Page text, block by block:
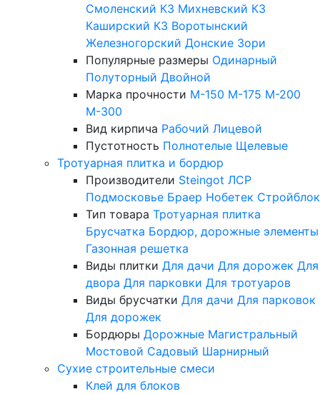
Смоленский КЗ Михневский КЗ
Каширский КЗ Воротынский
Железногорский Донские Зори
Популярные размеры Одинарный
Полуторный Двойной
Марка прочности М-150 М-175 М-200
М-300
Вид кирпича Рабочий Лицевой
Пустотность Полнотелые Щелевые
Тротуарная плитка и бордюр
Производители Steingot ЛСР
Подмосковье Браер Нобетек Стройблок
Тип товара Тротуарная плитка
Брусчатка Бордюр, дорожные элементы
Газонная решетка
Виды плитки Для дачи Для дорожек Для
двора Для парковки Для тротуаров
Виды брусчатки Для дачи Для парковок
Для дорожек
Бордюры Дорожные Магистральный
Мостовой Садовый Шарнирный
Сухие строительные смеси
Клей для блоков